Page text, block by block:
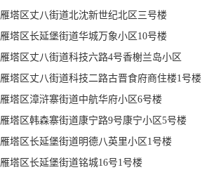
雁塔区丈八街道北沈新世纪北区三号楼
雁塔区长延堡街道华城万象小区10号楼
雁塔区丈八街道科技六路4号香榭兰岛小区
雁塔区丈八街道科技二路古晋食府商住楼1号楼
雁塔区漳浒寨街道中航华府小区6号楼
雁塔区韩森寨街道康宁路9号康宁小区5号楼
雁塔区长延堡街道明德八英里小区1号楼
雁塔区长延堡街道铭城16号1号楼